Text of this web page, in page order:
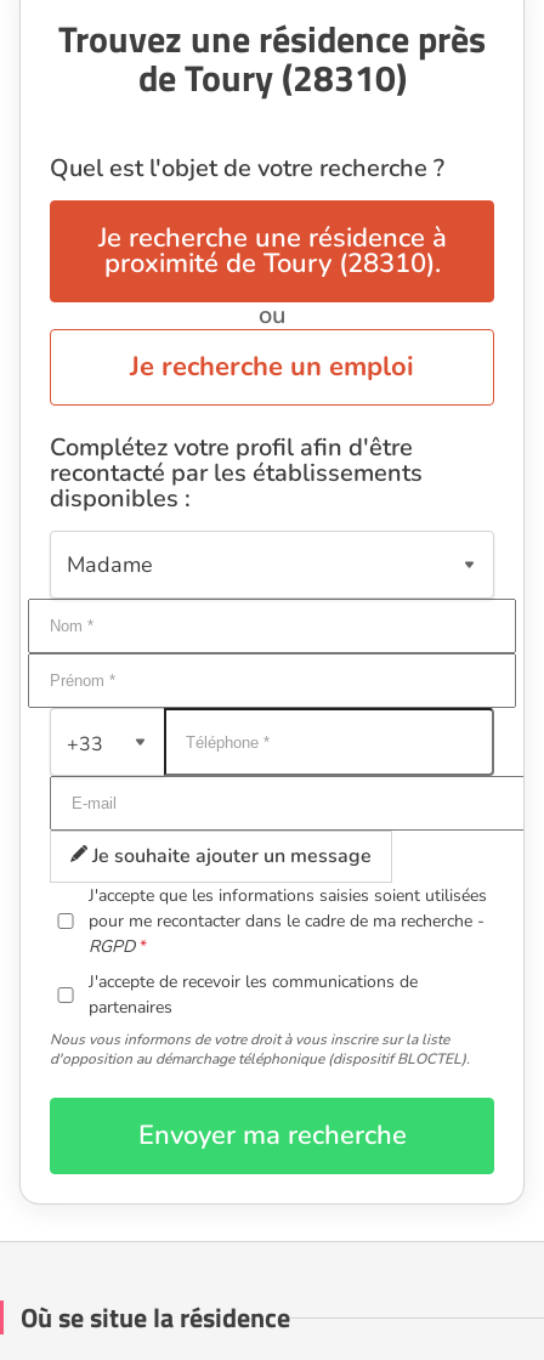
Trouvez une résidence près
de Toury (28310)
Quel est l'objet de votre recherche ?
Je recherche une résidence à
proximité de Toury (28310).
ou
Je recherche un emploi
Complétez votre profil afin d'être
recontacté par les établissements
disponibles :
+33
Je souhaite ajouter un message
J'accepte que les informations saisies soient utilisées
pour me recontacter dans le cadre de ma recherche -
RGPD
J'accepte de recevoir les communications de
partenaires
Nous vous informons de votre droit à vous inscrire sur la liste
d'opposition au démarchage téléphonique (dispositif BLOCTEL).
Envoyer ma recherche
Où se situe la résidence